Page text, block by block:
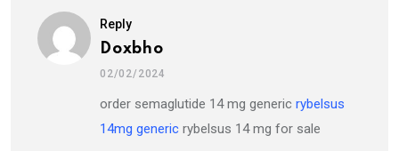
Reply
Doxbho
02/02/2024
order semaglutide 14 mg generic rybelsus
14mg generic rybelsus 14 mg for sale